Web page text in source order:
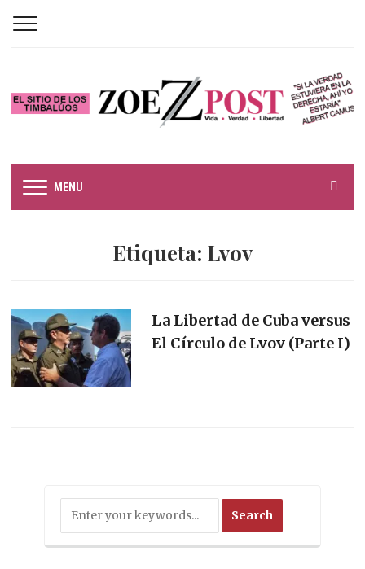
MENU
Etiqueta: Lvov
La Libertad de Cuba versus
El Círculo de Lvov (Parte I)